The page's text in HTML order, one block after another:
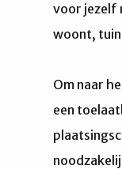
voor jezelf
woont,
Om naar
een